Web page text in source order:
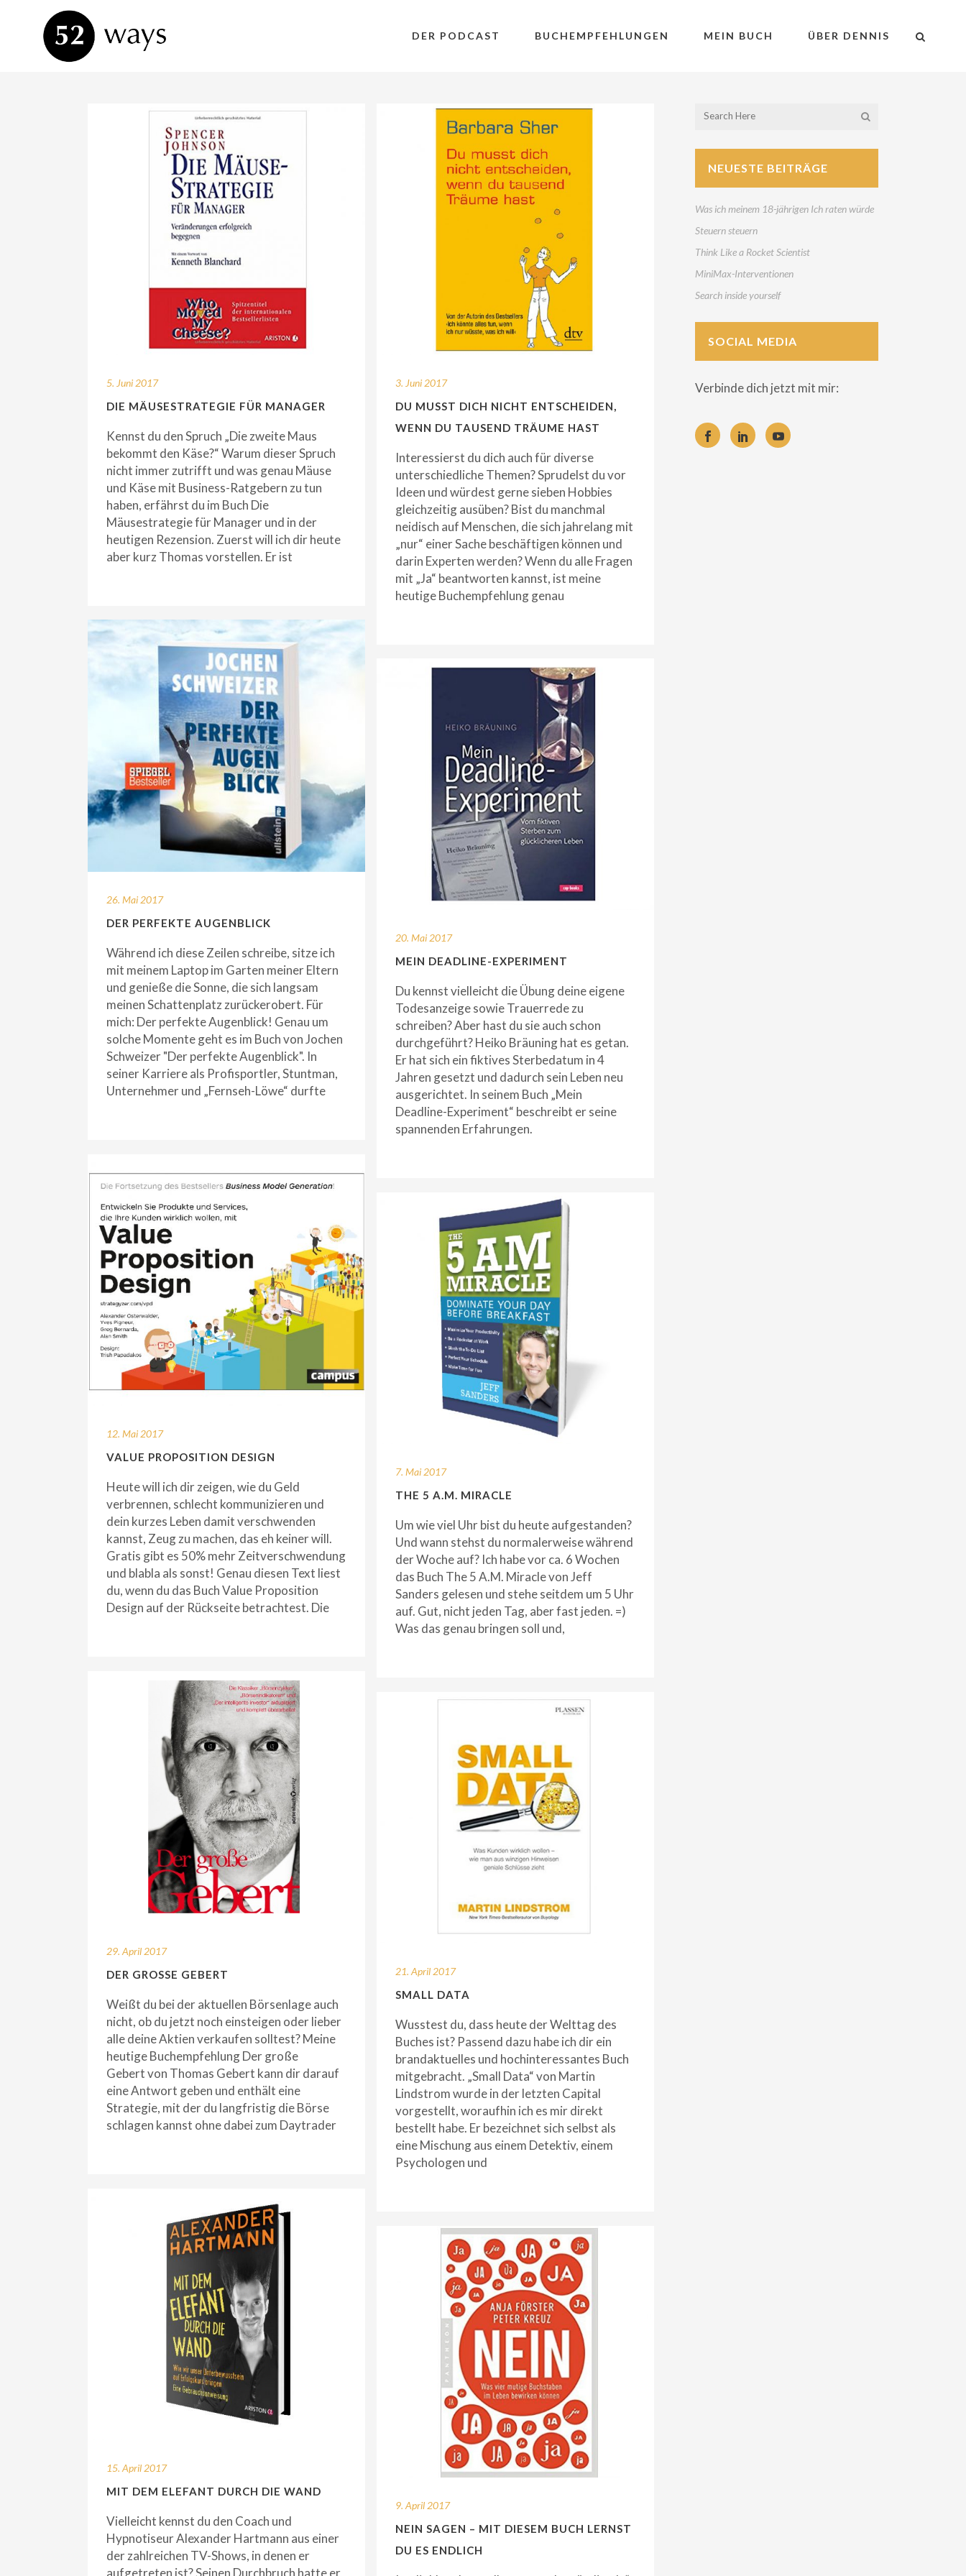
DER PODCAST BUCHEMPFEHLUNGEN MEIN BUCH ÜBER DENNIS
5. Juni 2017
DIE MÄUSESTRATEGIE FÜR MANAGER
Kennst du den Spruch „Die zweite Maus
bekommt den Käse?“ Warum dieser Spruch
nicht immer zutrifft und was genau Mäuse
und Käse mit Business-Ratgebern zu tun
haben, erfährst du im Buch Die
Mäusestrategie für Manager und in der
heutigen Rezension. Zuerst will ich dir heute
aber kurz Thomas vorstellen. Er ist
3. Juni 2017
DU MUSST DICH NICHT ENTSCHEIDEN,
WENN DU TAUSEND TRÄUME HAST
Interessierst du dich auch für diverse
unterschiedliche Themen? Sprudelst du vor
Ideen und würdest gerne sieben Hobbies
gleichzeitig ausüben? Bist du manchmal
neidisch auf Menschen, die sich jahrelang mit
„nur“ einer Sache beschäftigen können und
darin Experten werden? Wenn du alle Fragen
mit „Ja“ beantworten kannst, ist meine
heutige Buchempfehlung genau
26. Mai 2017
DER PERFEKTE AUGENBLICK
Während ich diese Zeilen schreibe, sitze ich
mit meinem Laptop im Garten meiner Eltern
und genieße die Sonne, die sich langsam
meinen Schattenplatz zurückerobert. Für
mich: Der perfekte Augenblick! Genau um
solche Momente geht es im Buch von Jochen
Schweizer "Der perfekte Augenblick". In
seiner Karriere als Profisportler, Stuntman,
Unternehmer und „Fernseh-Löwe“ durfte
20. Mai 2017
MEIN DEADLINE-EXPERIMENT
Du kennst vielleicht die Übung deine eigene
Todesanzeige sowie Trauerrede zu
schreiben? Aber hast du sie auch schon
durchgeführt? Heiko Bräuning hat es getan.
Er hat sich ein fiktives Sterbedatum in 4
Jahren gesetzt und dadurch sein Leben neu
ausgerichtet. In seinem Buch „Mein
Deadline-Experiment“ beschreibt er seine
spannenden Erfahrungen.
12. Mai 2017
VALUE PROPOSITION DESIGN
Heute will ich dir zeigen, wie du Geld
verbrennen, schlecht kommunizieren und
dein kurzes Leben damit verschwenden
kannst, Zeug zu machen, das eh keiner will.
Gratis gibt es 50% mehr Zeitverschwendung
und blabla als sonst! Genau diesen Text liest
du, wenn du das Buch Value Proposition
Design auf der Rückseite betrachtest. Die
7. Mai 2017
THE 5 A.M. MIRACLE
Um wie viel Uhr bist du heute aufgestanden?
Und wann stehst du normalerweise während
der Woche auf? Ich habe vor ca. 6 Wochen
das Buch The 5 A.M. Miracle von Jeff
Sanders gelesen und stehe seitdem um 5 Uhr
auf. Gut, nicht jeden Tag, aber fast jeden. =)
Was das genau bringen soll und,
29. April 2017
DER GROSSE GEBERT
Weißt du bei der aktuellen Börsenlage auch
nicht, ob du jetzt noch einsteigen oder lieber
alle deine Aktien verkaufen solltest? Meine
heutige Buchempfehlung Der große
Gebert von Thomas Gebert kann dir darauf
eine Antwort geben und enthält eine
Strategie, mit der du langfristig die Börse
schlagen kannst ohne dabei zum Daytrader
21. April 2017
SMALL DATA
Wusstest du, dass heute der Welttag des
Buches ist? Passend dazu habe ich dir ein
brandaktuelles und hochinteressantes Buch
mitgebracht. „Small Data“ von Martin
Lindstrom wurde in der letzten Capital
vorgestellt, woraufhin ich es mir direkt
bestellt habe. Er bezeichnet sich selbst als
eine Mischung aus einem Detektiv, einem
Psychologen und
15. April 2017
MIT DEM ELEFANT DURCH DIE WAND
Vielleicht kennst du den Coach und
Hypnotiseur Alexander Hartmann aus einer
der zahlreichen TV-Shows, in denen er
aufgetreten ist? Seinen Durchbruch hatte er
9. April 2017
NEIN SAGEN – MIT DIESEM BUCH LERNST
DU ES ENDLICH
NEUESTE BEITRÄGE
Was ich meinem 18-jährigen Ich raten würde
Steuern steuern
Think Like a Rocket Scientist
MiniMax-Interventionen
Search inside yourself
SOCIAL MEDIA
Verbinde dich jetzt mit mir: